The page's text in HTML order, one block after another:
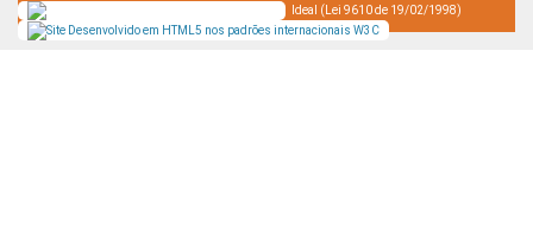
Ideal (Lei 9610 de 19/02/1998)